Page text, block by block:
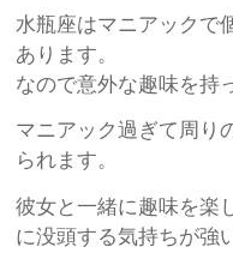
水瓶座はマニアックで
あります。
なので意外な趣味を持
マニアック過ぎて周り
られます。
彼女と一緒に趣味を楽
に没頭する気持ちが強